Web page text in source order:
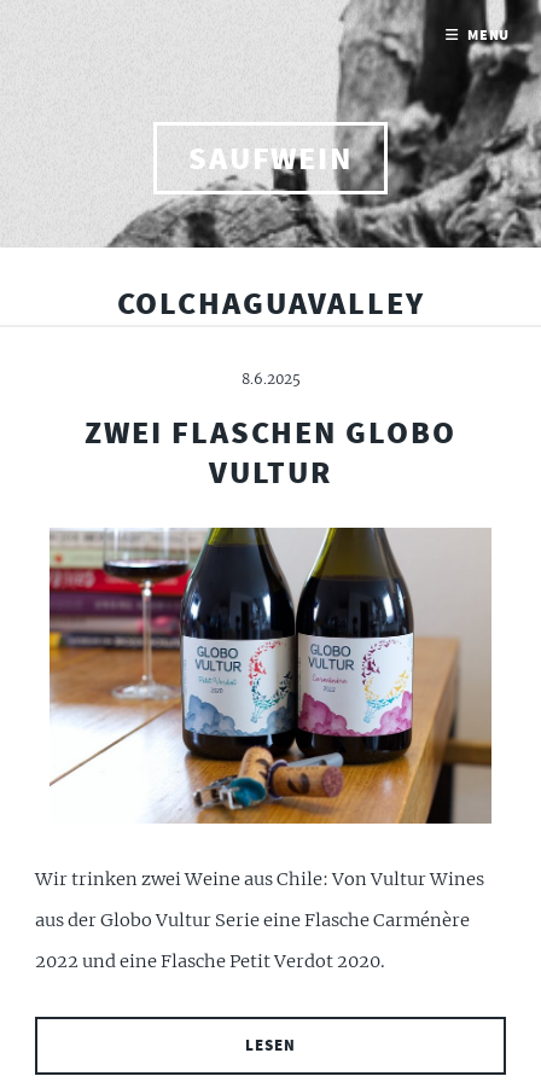
SAUFWEIN
COLCHAGUAVALLEY
8.6.2025
ZWEI FLASCHEN GLOBO
VULTUR
Wir trinken zwei Weine aus Chile: Von Vultur Wines
aus der Globo Vultur Serie eine Flasche Carménère
2022 und eine Flasche Petit Verdot 2020.
LESEN
MENU